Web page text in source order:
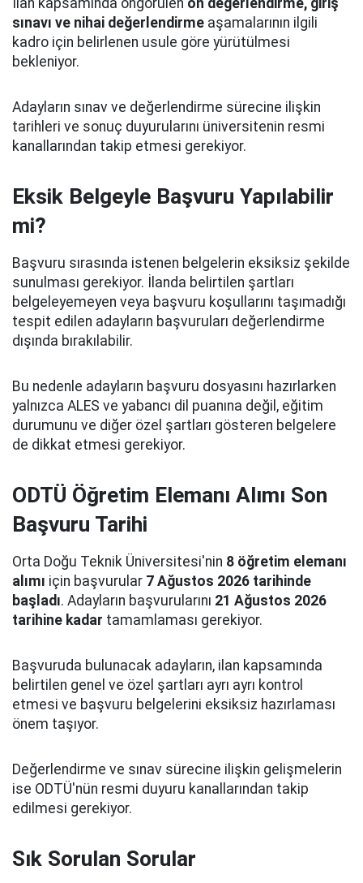
İlan kapsamında öngörülen ön değerlendirme, giriş
sınavı ve nihai değerlendirme aşamalarının ilgili
kadro için belirlenen usule göre yürütülmesi
bekleniyor.
Adayların sınav ve değerlendirme sürecine ilişkin
tarihleri ve sonuç duyurularını üniversitenin resmi
kanallarından takip etmesi gerekiyor.
Eksik Belgeyle Başvuru Yapılabilir
mi?
Başvuru sırasında istenen belgelerin eksiksiz şekilde
sunulması gerekiyor. İlanda belirtilen şartları
belgeleyemeyen veya başvuru koşullarını taşımadığı
tespit edilen adayların başvuruları değerlendirme
dışında bırakılabilir.
Bu nedenle adayların başvuru dosyasını hazırlarken
yalnızca ALES ve yabancı dil puanına değil, eğitim
durumunu ve diğer özel şartları gösteren belgelere
de dikkat etmesi gerekiyor.
ODTÜ Öğretim Elemanı Alımı Son
Başvuru Tarihi
Orta Doğu Teknik Üniversitesi'nin 8 öğretim elemanı
alımı için başvurular 7 Ağustos 2026 tarihinde
başladı. Adayların başvurularını 21 Ağustos 2026
tarihine kadar tamamlaması gerekiyor.
Başvuruda bulunacak adayların, ilan kapsamında
belirtilen genel ve özel şartları ayrı ayrı kontrol
etmesi ve başvuru belgelerini eksiksiz hazırlaması
önem taşıyor.
Değerlendirme ve sınav sürecine ilişkin gelişmelerin
ise ODTÜ'nün resmi duyuru kanallarından takip
edilmesi gerekiyor.
Sık Sorulan Sorular